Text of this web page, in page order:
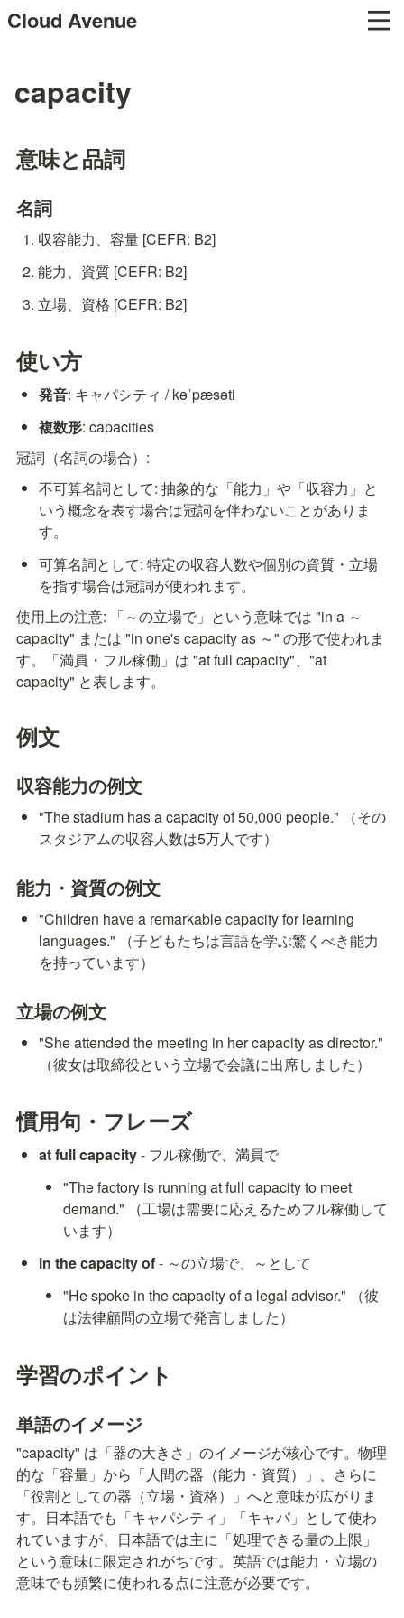
Cloud Avenue
capacity
意味と品詞
名詞
収容能力、容量 [CEFR: B2]
能力、資質 [CEFR: B2]
立場、資格 [CEFR: B2]
使い方
発音: キャパシティ / kəˈpæsəti
複数形: capacities
冠詞（名詞の場合）:
不可算名詞として: 抽象的な「能力」や「収容力」と
いう概念を表す場合は冠詞を伴わないことがありま
す。
可算名詞として: 特定の収容人数や個別の資質・立場
を指す場合は冠詞が使われます。
使用上の注意: 「～の立場で」という意味では "in a ～
capacity" または "in one's capacity as ～" の形で使われま
す。「満員・フル稼働」は "at full capacity"、"at
capacity" と表します。
例文
収容能力の例文
"The stadium has a capacity of 50,000 people." （その
スタジアムの収容人数は5万人です）
能力・資質の例文
"Children have a remarkable capacity for learning
languages." （子どもたちは言語を学ぶ驚くべき能力
を持っています）
立場の例文
"She attended the meeting in her capacity as director."
（彼女は取締役という立場で会議に出席しました）
慣用句・フレーズ
at full capacity - フル稼働で、満員で
"The factory is running at full capacity to meet
demand." （工場は需要に応えるためフル稼働して
います）
in the capacity of - ～の立場で、～として
"He spoke in the capacity of a legal advisor." （彼
は法律顧問の立場で発言しました）
学習のポイント
単語のイメージ
"capacity" は「器の大きさ」のイメージが核心です。物理
的な「容量」から「人間の器（能力・資質）」、さらに
「役割としての器（立場・資格）」へと意味が広がりま
す。日本語でも「キャパシティ」「キャパ」として使わ
れていますが、日本語では主に「処理できる量の上限」
という意味に限定されがちです。英語では能力・立場の
意味でも頻繁に使われる点に注意が必要です。